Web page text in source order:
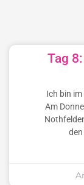
Tag
Ich bin
Am